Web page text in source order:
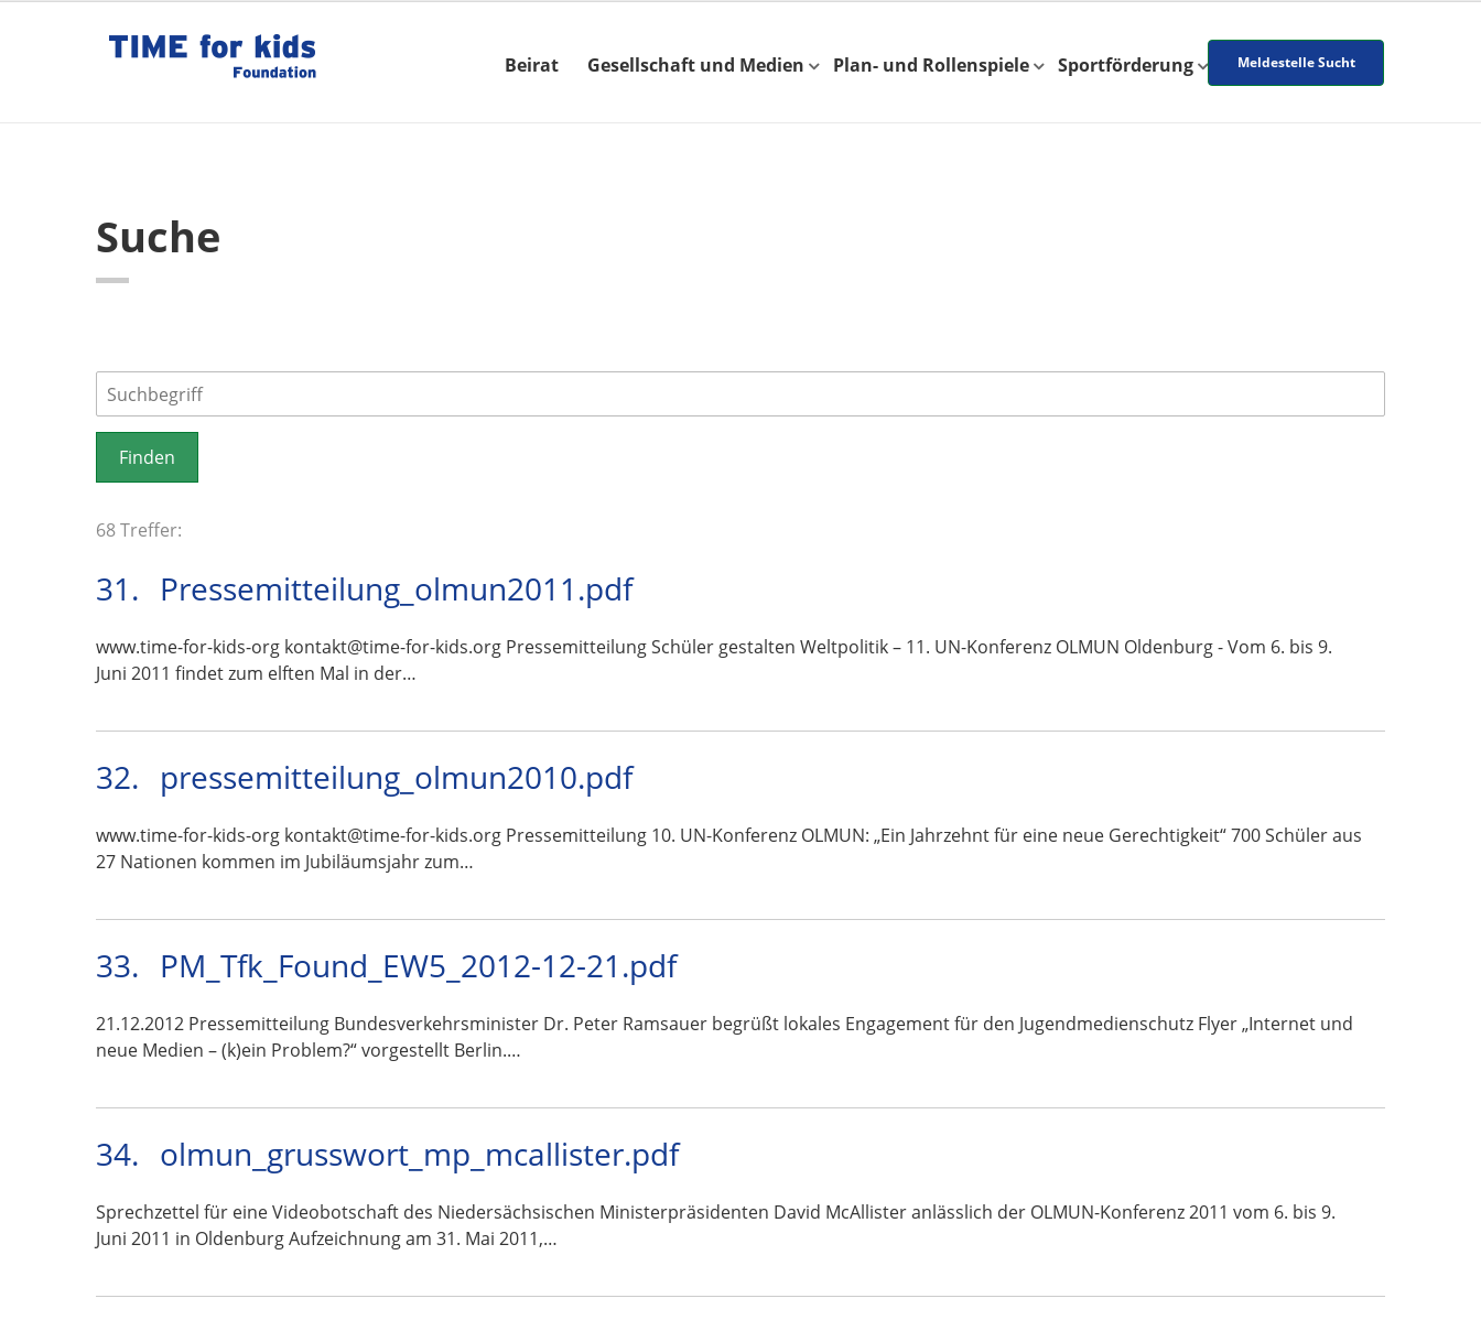
Beirat Gesellschaft und Medien Plan- und Rollenspiele Sportförderung Meldestelle Sucht
Suche
68 Treffer:
31. Pressemitteilung_olmun2011.pdf
www.time-for-kids-org kontakt@time-for-kids.org Pressemitteilung Schüler gestalten Weltpolitik – 11. UN-Konferenz OLMUN Oldenburg - Vom 6. bis 9.
Juni 2011 findet zum elften Mal in der…
32. pressemitteilung_olmun2010.pdf
www.time-for-kids-org kontakt@time-for-kids.org Pressemitteilung 10. UN-Konferenz OLMUN: „Ein Jahrzehnt für eine neue Gerechtigkeit“ 700 Schüler aus
27 Nationen kommen im Jubiläumsjahr zum…
33. PM_Tfk_Found_EW5_2012-12-21.pdf
21.12.2012 Pressemitteilung Bundesverkehrsminister Dr. Peter Ramsauer begrüßt lokales Engagement für den Jugendmedienschutz Flyer „Internet und
neue Medien – (k)ein Problem?“ vorgestellt Berlin.…
34. olmun_grusswort_mp_mcallister.pdf
Sprechzettel für eine Videobotschaft des Niedersächsischen Ministerpräsidenten David McAllister anlässlich der OLMUN-Konferenz 2011 vom 6. bis 9.
Juni 2011 in Oldenburg Aufzeichnung am 31. Mai 2011,…